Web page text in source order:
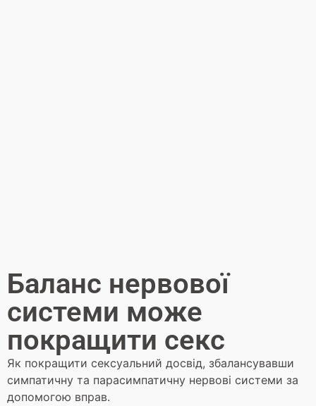
Баланс нервової
системи може
покращити секс
Як покращити сексуальний досвід, збалансувавши
симпатичну та парасимпатичну нервові системи за
допомогою вправ.